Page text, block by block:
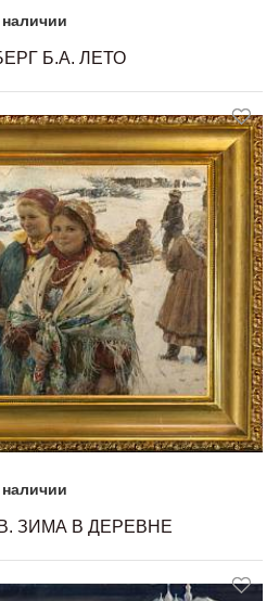
Б.А. ЛЕТО
ЗИМА В ДЕРЕВНЕ